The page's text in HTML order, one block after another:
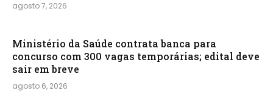
agosto 7, 2026
Ministério da Saúde contrata banca para
concurso com 300 vagas temporárias; edital deve
sair em breve
agosto 6, 2026